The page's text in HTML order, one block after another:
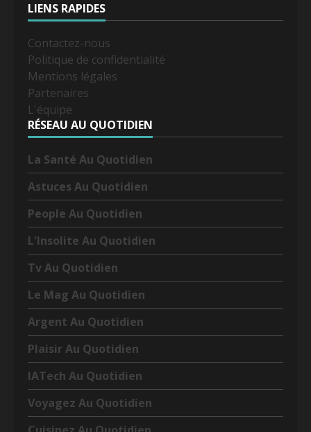
LIENS RAPIDES
Contactez-nous
Politique de confidentialité
Mentions légales
Partenaires
L'équipe
RÉSEAU AU QUOTIDIEN
La Santé Au Quotidien
Astuces Au Quotidien
People Au Quotidien
L'Insolite Au Quotidien
Tv Au Quotidien
Le Mag Au Quotidien
Argent Au Quotidien
Plaisir Au Quotidien
IATech Au Quotidien
Voyagez Au Quotidien